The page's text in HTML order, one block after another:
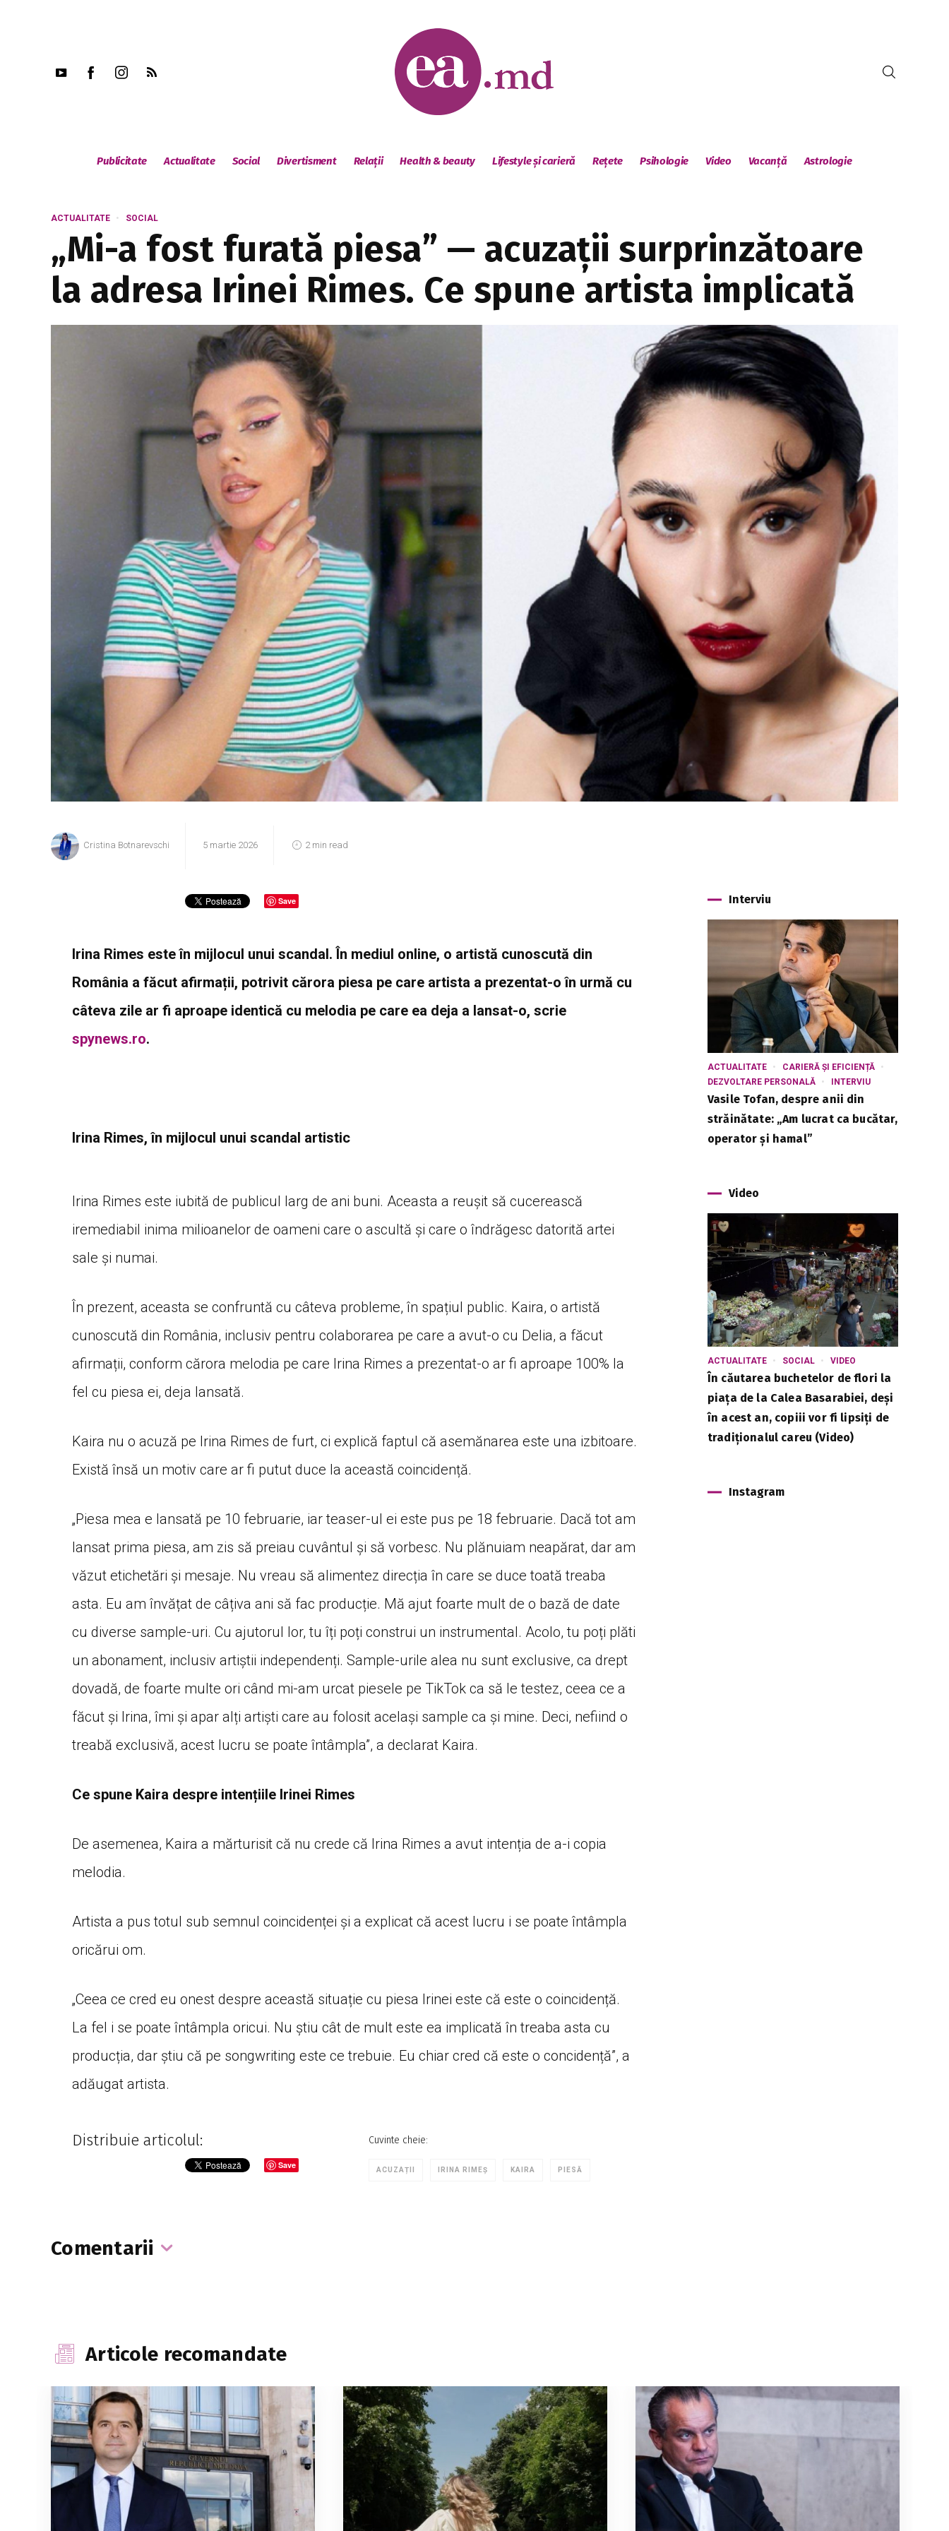
Publicitate Actualitate Social Divertisment Relații Health & beauty Lifestyle și carieră Rețete Psihologie Video Vacanță Astrologie
ACTUALITATE SOCIAL
„Mi-a fost furată piesa” — acuzații surprinzătoare
la adresa Irinei Rimes. Ce spune artista implicată
Cristina Botnarevschi 5 martie 2026 2 min read
Save
Irina Rimes este în mijlocul unui scandal. În mediul online, o artistă cunoscută din
România a făcut afirmații, potrivit cărora piesa pe care artista a prezentat-o în urmă cu
câteva zile ar fi aproape identică cu melodia pe care ea deja a lansat-o, scrie
spynews.ro.
Irina Rimes, în mijlocul unui scandal artistic
Irina Rimes este iubită de publicul larg de ani buni. Aceasta a reușit să cucerească
iremediabil inima milioanelor de oameni care o ascultă și care o îndrăgesc datorită artei
sale și numai.
În prezent, aceasta se confruntă cu câteva probleme, în spațiul public. Kaira, o artistă
cunoscută din România, inclusiv pentru colaborarea pe care a avut-o cu Delia, a făcut
afirmații, conform cărora melodia pe care Irina Rimes a prezentat-o ar fi aproape 100% la
fel cu piesa ei, deja lansată.
Kaira nu o acuză pe Irina Rimes de furt, ci explică faptul că asemănarea este una izbitoare.
Există însă un motiv care ar fi putut duce la această coincidență.
„Piesa mea e lansată pe 10 februarie, iar teaser-ul ei este pus pe 18 februarie. Dacă tot am
lansat prima piesa, am zis să preiau cuvântul și să vorbesc. Nu plănuiam neapărat, dar am
văzut etichetări și mesaje. Nu vreau să alimentez direcția în care se duce toată treaba
asta. Eu am învățat de câțiva ani să fac producție. Mă ajut foarte mult de o bază de date
cu diverse sample-uri. Cu ajutorul lor, tu îți poți construi un instrumental. Acolo, tu poți plăti
un abonament, inclusiv artiștii independenți. Sample-urile alea nu sunt exclusive, ca drept
dovadă, de foarte multe ori când mi-am urcat piesele pe TikTok ca să le testez, ceea ce a
făcut și Irina, îmi și apar alți artiști care au folosit același sample ca și mine. Deci, nefiind o
treabă exclusivă, acest lucru se poate întâmpla”, a declarat Kaira.
Ce spune Kaira despre intențiile Irinei Rimes
De asemenea, Kaira a mărturisit că nu crede că Irina Rimes a avut intenția de a-i copia
melodia.
Artista a pus totul sub semnul coincidenței și a explicat că acest lucru i se poate întâmpla
oricărui om.
„Ceea ce cred eu onest despre această situație cu piesa Irinei este că este o coincidență.
La fel i se poate întâmpla oricui. Nu știu cât de mult este ea implicată în treaba asta cu
producția, dar știu că pe songwriting este ce trebuie. Eu chiar cred că este o concidență”, a
adăugat artista.
Distribuie articolul:
Save
Cuvinte cheie:
ACUZAȚII IRINA RIMEȘ KAIRA PIESĂ
Comentarii
Interviu
ACTUALITATE
CARIERĂ ȘI EFICIENȚĂ
DEZVOLTARE PERSONALĂ
INTERVIU
Vasile Tofan, despre anii din
străinătate: „Am lucrat ca bucătar,
operator și hamal”
Video
ACTUALITATE SOCIAL VIDEO
În căutarea buchetelor de flori la
piața de la Calea Basarabiei, deși
în acest an, copiii vor fi lipsiți de
tradiționalul careu (Video)
Instagram
Articole recomandate